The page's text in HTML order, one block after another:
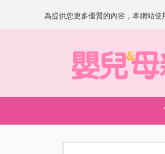
為提供您更多優質的內容，本網站